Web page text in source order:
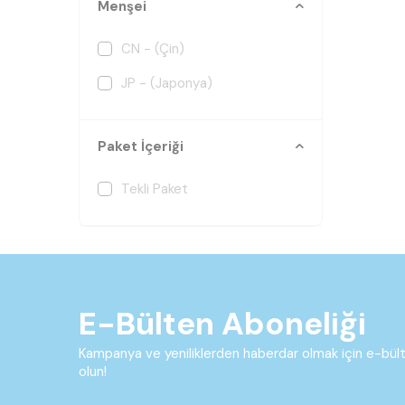
Menşei
CN - (Çin)
JP - (Japonya)
Paket İçeriği
Tekli Paket
E-Bülten Aboneliği
Kampanya ve yeniliklerden haberdar olmak için e-
olun!